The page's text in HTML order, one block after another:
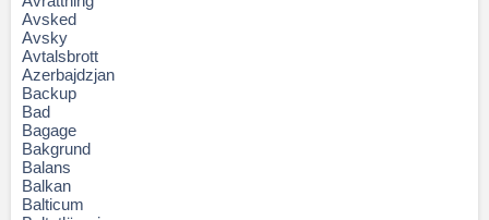
Avsked
Avsky
Avtalsbrott
Azerbajdzjan
Backup
Bad
Bagage
Bakgrund
Balans
Balkan
Balticum